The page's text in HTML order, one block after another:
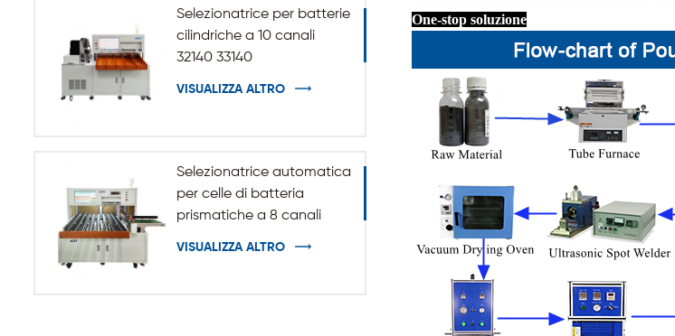
Selezionatrice per batterie
cilindriche a 10 canali
32140 33140
VISUALIZZA ALTRO
Selezionatrice automatica
per celle di batteria
prismatiche a 8 canali
VISUALIZZA ALTRO
One-stop soluzione